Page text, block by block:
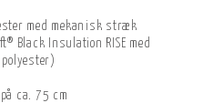
med mekanisk stræk
Black Insulation RISE med
polyester)
ca. 75 cm